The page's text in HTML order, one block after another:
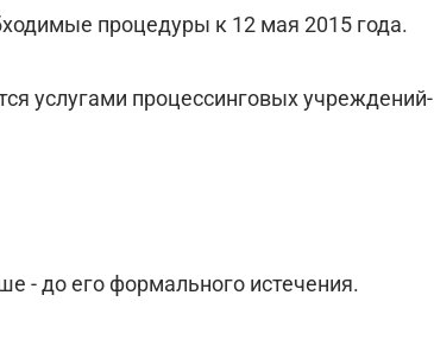
процедуры к 12 мая 2015 года.
услугами процессинговых учреждений-
- до его формального истечения.